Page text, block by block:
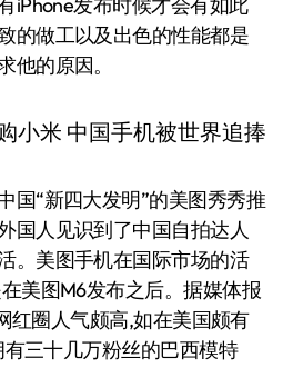
的做工以及出色的性能都是
他的原因。
国“新四大发明”的美图秀秀推
国人见识到了中国自拍达人
。美图手机在国际市场的活
美图M6发布之后。据媒体报
红圈人气颇高,如在美国颇有
三十几万粉丝的巴西模特